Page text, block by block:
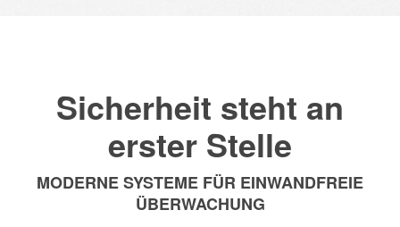
Sicherheit steht an
erster Stelle
MODERNE SYSTEME FÜR EINWANDFREIE
ÜBERWACHUNG